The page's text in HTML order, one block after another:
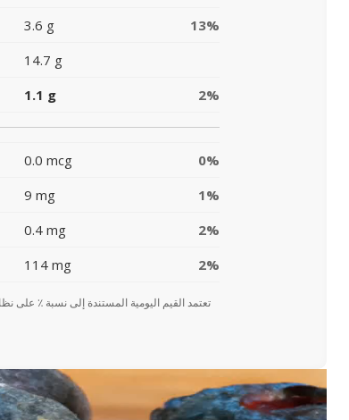
3.6 g
13%
14.7 g
1.1 g 2%
0.0 mcg
0%
9 mg
1%
0.4 mg
2%
114 mg 2%